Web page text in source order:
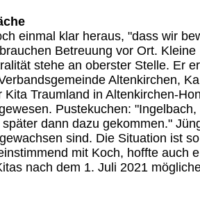
einmal klar heraus, "dass wir
Betreuung vor Ort.
stehe an oberster Stelle. Er
Altenkirchen,
Kita Traumland in Altenkirchen-
Pustekuchen:
dann dazu gekommen."
sind. Die Situation ist
mit Koch, hoffte auch
nach dem 1. Juli 2021